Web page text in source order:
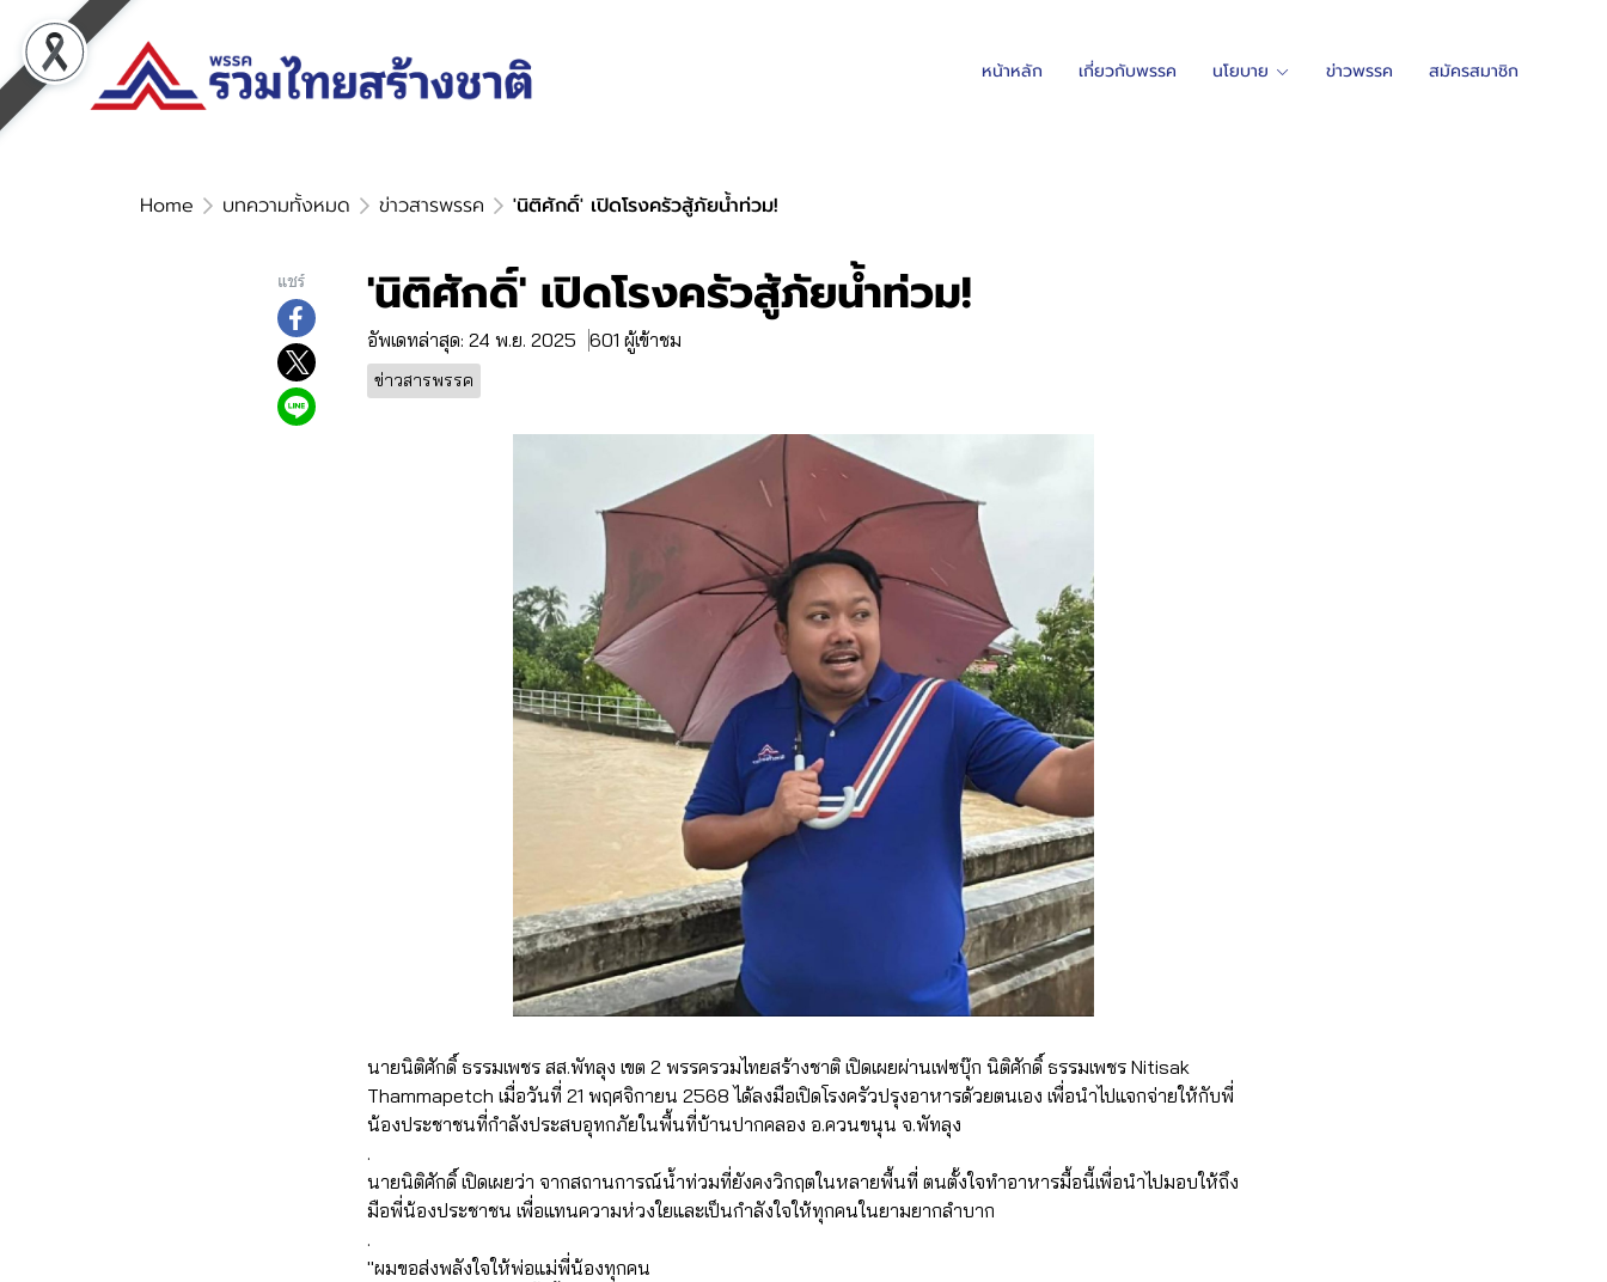
หน้าหลัก เกี่ยวกับพรรค นโยบาย ข่าวพรรค สมัครสมาชิก
Home บทความทั้งหมด ข่าวสารพรรค 'นิติศักดิ์' เปิดโรงครัวสู้ภัยน้ำท่วม!
แชร์ 'นิติศักดิ์' เปิดโรงครัวสู้ภัยน้ำท่วม!
อัพเดทล่าสุด: 24 พ.ย. 2025 601 ผู้เข้าชม
ข่าวสารพรรค
นายนิติศักดิ์ ธรรมเพชร สส.พัทลุง เขต 2 พรรครวมไทยสร้างชาติ เปิดเผยผ่านเฟซบุ๊ก นิติศักดิ์ ธรรมเพชร Nitisak
Thammapetch เมื่อวันที่ 21 พฤศจิกายน 2568 ได้ลงมือเปิดโรงครัวปรุงอาหารด้วยตนเอง เพื่อนำไปแจกจ่ายให้กับพี่
น้องประชาชนที่กำลังประสบอุทกภัยในพื้นที่บ้านปากคลอง อ.ควนขนุน จ.พัทลุง
.
นายนิติศักดิ์ เปิดเผยว่า จากสถานการณ์น้ำท่วมที่ยังคงวิกฤตในหลายพื้นที่ ตนตั้งใจทำอาหารมื้อนี้เพื่อนำไปมอบให้ถึง
มือพี่น้องประชาชน เพื่อแทนความห่วงใยและเป็นกำลังใจให้ทุกคนในยามยากลำบาก
.
"ผมขอส่งพลังใจให้พ่อแม่พี่น้องทุกคน